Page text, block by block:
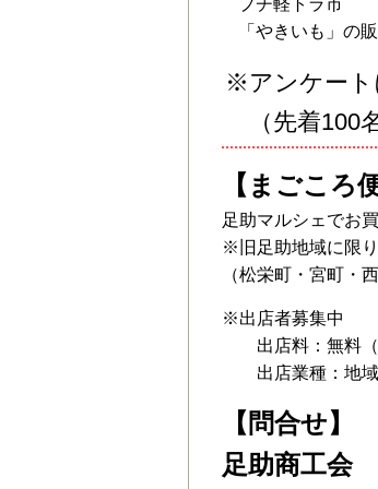
プチ軽トラ市
「やきいも」の
※アンケート
（先着100名
【まごころ便
足助マルシェでお
※旧足助地域に限り
（松栄町・宮町・
※出店者募集中
出店料：無料（
出店業種：地域
【問合せ】
足助商工会